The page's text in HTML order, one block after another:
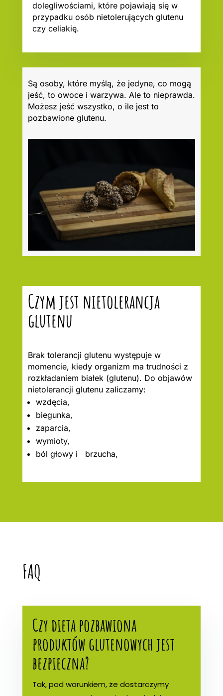
dolegliwościami, które pojawiają się w
przypadku osób nietolerujących glutenu
czy celiakię.
Są osoby, które myślą, że jedyne, co mogą
jeść, to owoce i warzywa. Ale to nieprawda.
Możesz jeść wszystko, o ile jest to
pozbawione glutenu.
Czym jest nietolerancja
glutenu
Brak tolerancji glutenu występuje w
momencie, kiedy organizm ma trudności z
rozkładaniem białek (glutenu). Do objawów
nietolerancji glutenu zaliczamy:
wzdęcia,
biegunka,
zaparcia,
wymioty,
ból głowy i brzucha,
FAQ
Czy dieta pozbawiona
produktów glutenowych jest
bezpieczna?
Tak, pod warunkiem, że dostarczymy